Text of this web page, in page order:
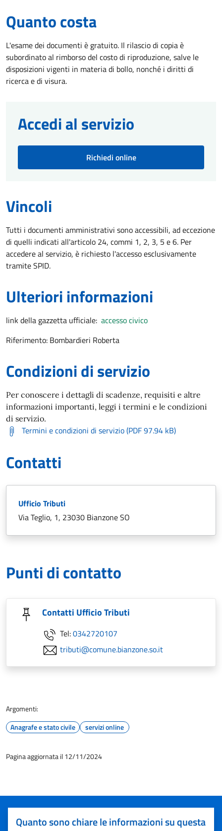
Quanto costa
L'esame dei documenti è gratuito. Il rilascio di copia è
subordinato al rimborso del costo di riproduzione, salve le
disposizioni vigenti in materia di bollo, nonché i diritti di
ricerca e di visura.
Accedi al servizio
Richiedi online
Vincoli
Tutti i documenti amministrativi sono accessibili, ad eccezione
di quelli indicati all'articolo 24, commi 1, 2, 3, 5 e 6. Per
accedere al servizio, è richiesto l'accesso esclusivamente
tramite SPID.
Ulteriori informazioni
link della gazzetta ufficiale: accesso civico
Riferimento: Bombardieri Roberta
Condizioni di servizio
Per conoscere i dettagli di scadenze, requisiti e altre
informazioni importanti, leggi i termini e le condizioni
di servizio.
Termini e condizioni di servizio (PDF 97.94 kB)
Contatti
Ufficio Tributi
Via Teglio, 1, 23030 Bianzone SO
Punti di contatto
Contatti Ufficio Tributi
Tel:0342720107
tributi@comune.bianzone.so.it
Argomenti:
Anagrafe e stato civile
servizi online
Pagina aggiornata il 12/11/2024
Quanto sono chiare le informazioni su questa